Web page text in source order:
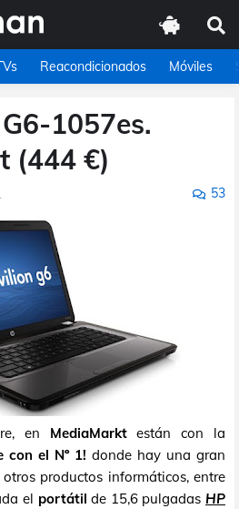
Reacondicionados Móviles
1057es.
(444 €)
53
en MediaMarktestán con la
con el Nº 1! donde hay una gran
productos informáticos, entre
el portátil de 15,6 pulgadas HP